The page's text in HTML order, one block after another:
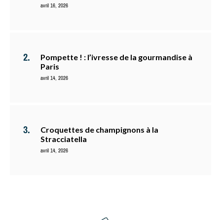
avril 16, 2026
Pompette ! : l’ivresse de la gourmandise à
Paris
avril 14, 2026
Croquettes de champignons à la
Stracciatella
avril 14, 2026